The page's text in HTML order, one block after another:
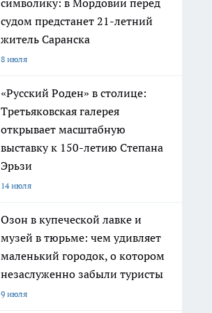
символику: в Мордовии перед
судом предстанет 21-летний
житель Саранска
8 июля
«Русский Роден» в столице:
Третьяковская галерея
открывает масштабную
выставку к 150-летию Степана
Эрьзи
14 июля
Озон в купеческой лавке и
музей в тюрьме: чем удивляет
маленький городок, о котором
незаслуженно забыли туристы
9 июля